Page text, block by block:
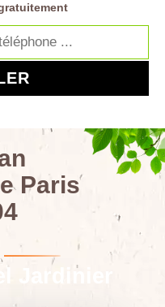
Jardinier
Paris